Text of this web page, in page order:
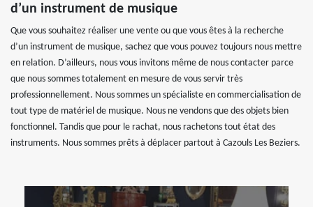
d’un instrument de musique
Que vous souhaitez réaliser une vente ou que vous êtes à la recherche
d’un instrument de musique, sachez que vous pouvez toujours nous mettre
en relation. D’ailleurs, nous vous invitons même de nous contacter parce
que nous sommes totalement en mesure de vous servir très
professionnellement. Nous sommes un spécialiste en commercialisation de
tout type de matériel de musique. Nous ne vendons que des objets bien
fonctionnel. Tandis que pour le rachat, nous rachetons tout état des
instruments. Nous sommes prêts à déplacer partout à Cazouls Les Beziers.